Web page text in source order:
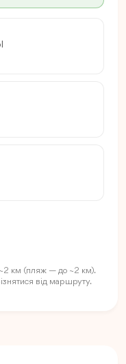
~2 км (пляж — до ~2 км).
від маршруту.